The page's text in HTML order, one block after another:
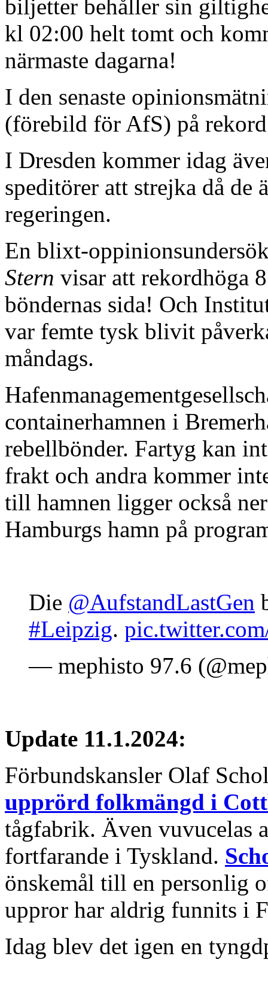
biljetter behåller sin
kl 02:00 helt tomt och
närmaste dagarna!
I den senaste
(förebild för AfS) på
I Dresden kommer idag
speditörer att strejka då
regeringen.
En blixt-
Stern visar att rekordhöga
böndernas sida! Och
var femte tysk blivit
måndags.
containerhamnen i
rebellbönder. Fartyg kan
frakt och andra kommer
till hamnen ligger också
Hamburgs hamn på
Die @AufstandLastGen
#Leipzig.
— mephisto 97.6
Update 11.1.2024:
Förbundskansler Olaf
upprörd folkmängd i
tågfabrik. Även vuvucelas
fortfarande i Tyskland.
önskemål till en personlig
uppror har aldrig funnits i
Idag blev det igen en